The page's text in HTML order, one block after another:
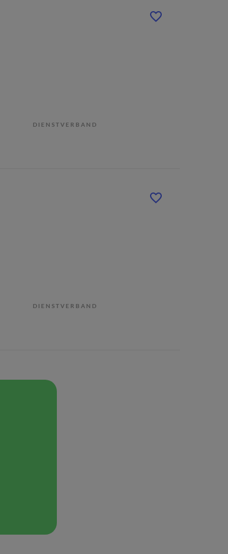
DIENSTVERBAND
DIENSTVERBAND